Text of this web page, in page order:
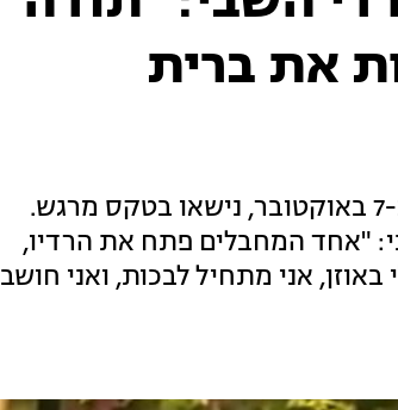
את ברית
סשה טרופנוב וספיר כהן, שנחטפו מקיבוץ ניר עוז ב-7 באוקטובר, נישאו בטקס מרגש.
טרופנוב רגע מצמרר מהיום ה-50 לשבי: "אחד המחבלים פתח את הרדיו,
אני מתחיל לבכות, ואני חושב